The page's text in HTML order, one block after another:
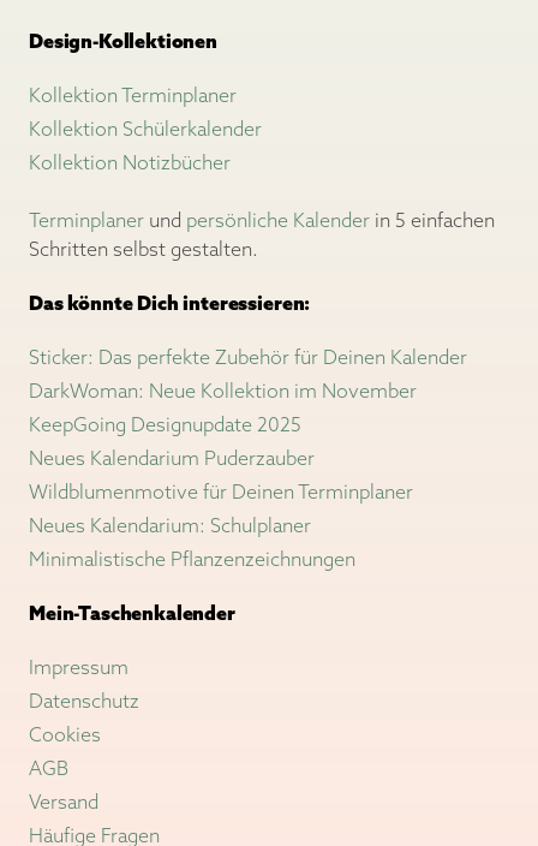
Design-Kollektionen
Kollektion Terminplaner
Kollektion Schülerkalender
Kollektion Notizbücher
Terminplaner und persönliche Kalender in 5 einfachen
Schritten selbst gestalten.
Das könnte Dich interessieren:
Sticker: Das perfekte Zubehör für Deinen Kalender
DarkWoman: Neue Kollektion im November
KeepGoing Designupdate 2025
Neues Kalendarium Puderzauber
Wildblumenmotive für Deinen Terminplaner
Neues Kalendarium: Schulplaner
Minimalistische Pflanzenzeichnungen
Mein-Taschenkalender
Impressum
Datenschutz
Cookies
AGB
Versand
Häufige Fragen